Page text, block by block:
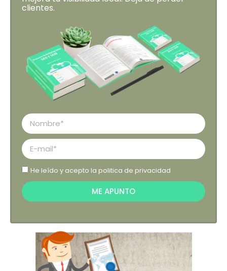
clientes.
He leído y acepto la politica de privacidad
ME APUNTO